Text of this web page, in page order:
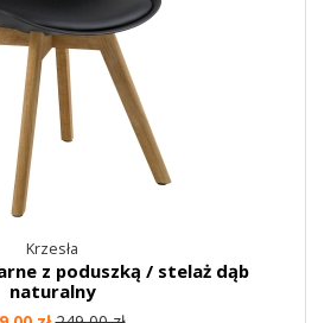
Krzesła
z poduszką / stelaż dąb
naturalny